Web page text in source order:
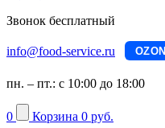
Звонок бесплатный
info@food-service.ru OZON
пн. – пт.: с 10:00 до 18:00
0 Корзина 0 руб.